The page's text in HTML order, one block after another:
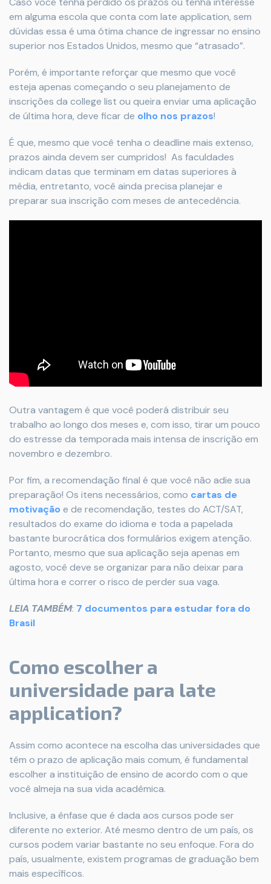
em alguma escola que conta com late application, sem
dúvidas essa é uma ótima chance de ingressar no ensino
superior nos Estados Unidos, mesmo que “atrasado”.
Porém, é importante reforçar que mesmo que você
esteja apenas começando o seu planejamento de
inscrições da college list ou queira enviar uma aplicação
de última hora, deve ficar de olho nos prazos!
É que, mesmo que você tenha o deadline mais extenso,
prazos ainda devem ser cumpridos! As faculdades
indicam datas que terminam em datas superiores à
média, entretanto, você ainda precisa planejar e
preparar sua inscrição com meses de antecedência.
Outra vantagem é que você poderá distribuir seu
trabalho ao longo dos meses e, com isso, tirar um pouco
do estresse da temporada mais intensa de inscrição em
novembro e dezembro.
Por fim, a recomendação final é que você não adie sua
preparação! Os itens necessários, como cartas de
motivação e de recomendação, testes do ACT/SAT,
resultados do exame do idioma e toda a papelada
bastante burocrática dos formulários exigem atenção.
Portanto, mesmo que sua aplicação seja apenas em
agosto, você deve se organizar para não deixar para
última hora e correr o risco de perder sua vaga.
LEIA TAMBÉM: 7 documentos para estudar fora do
Brasil
Como escolher a
universidade para late
application?
Assim como acontece na escolha das universidades que
têm o prazo de aplicação mais comum, é fundamental
escolher a instituição de ensino de acordo com o que
você almeja na sua vida acadêmica.
Inclusive, a ênfase que é dada aos cursos pode ser
diferente no exterior. Até mesmo dentro de um país, os
cursos podem variar bastante no seu enfoque. Fora do
país, usualmente, existem programas de graduação bem
mais específicos.